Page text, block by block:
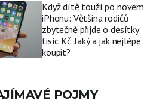
Když dítě touží po novém
iPhonu: Většina rodičů
zbytečně přijde o desítky
tisíc Kč. Jaký a jak nejlépe
koupit?
POJMY